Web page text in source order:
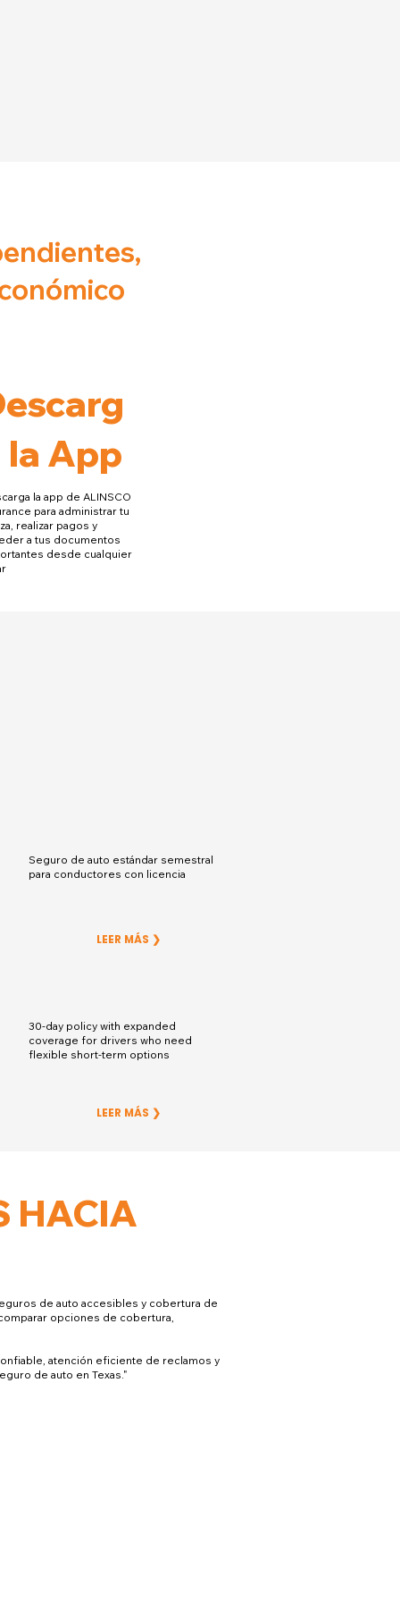
la App
la app de ALINSCO
para administrar tu
realizar pagos y
a tus documentos
desde cualquier
LEER MÁS ❯
Seguro de auto estándar semestral
para conductores con licencia
LEER MÁS ❯
30-day policy with expanded
coverage for drivers who need
flexible short-term options
HACIA
de auto accesibles y cobertura de
opciones de cobertura,
atención eficiente de reclamos y
de auto en Texas."